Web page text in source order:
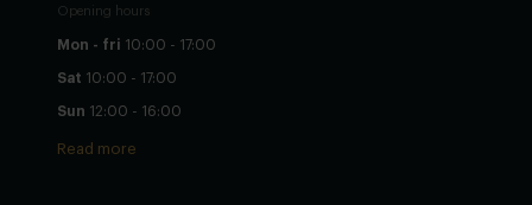
Opening hours
Mon - fri 10:00 - 17:00
Sat 10:00 - 17:00
Sun 12:00 - 16:00
Read more